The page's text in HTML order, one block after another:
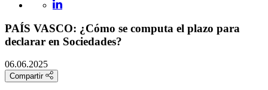
PAÍS VASCO: ¿Cómo se computa el plazo para
declarar en Sociedades?
06.06.2025
Compartir